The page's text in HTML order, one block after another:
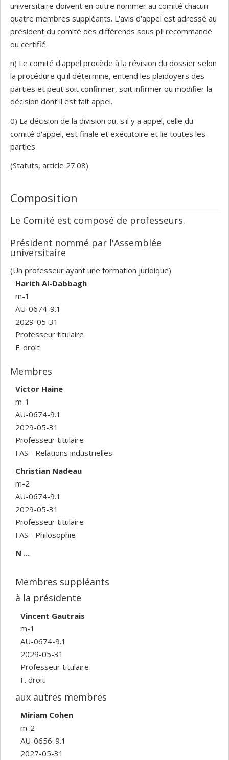
universitaire doivent en outre nommer au comité chacun
quatre membres suppléants. L'avis d'appel est adressé au
président du comité des différends sous pli recommandé
ou certifié.
n) Le comité d'appel procède à la révision du dossier selon
la procédure qu'il détermine, entend les plaidoyers des
parties et peut soit confirmer, soit infirmer ou modifier la
décision dont il est fait appel.
0) La décision de la division ou, s'il y a appel, celle du
comité d'appel, est finale et exécutoire et lie toutes les
parties.
(Statuts, article 27.08)
Composition
Le Comité est composé de professeurs.
Président nommé par l'Assemblée
universitaire
(Un professeur ayant une formation juridique)
Harith Al-Dabbagh
m-1
AU-0674-9.1
2029-05-31
Professeur titulaire
F. droit
Membres
Victor Haine
m-1
AU-0674-9.1
2029-05-31
Professeur titulaire
FAS - Relations industrielles
Christian Nadeau
m-2
AU-0674-9.1
2029-05-31
Professeur titulaire
FAS - Philosophie
N ...
Membres suppléants
à la présidente
Vincent Gautrais
m-1
AU-0674-9.1
2029-05-31
Professeur titulaire
F. droit
aux autres membres
Miriam Cohen
m-2
AU-0656-9.1
2027-05-31